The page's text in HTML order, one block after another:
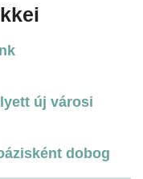
új városi
dobog